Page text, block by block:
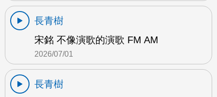
長青樹
宋銘 不像演歌的演歌 FM AM
2026/07/01
長青樹